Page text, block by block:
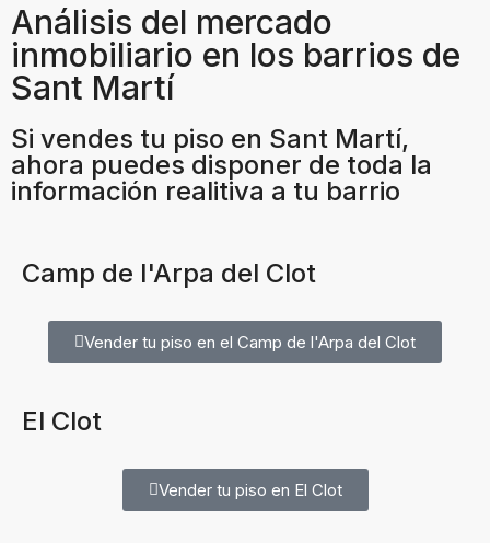
Análisis del mercado
inmobiliario en los barrios de
Sant Martí
Si vendes tu piso en Sant Martí,
ahora puedes disponer de toda la
información realitiva a tu barrio
Camp de l'Arpa del Clot
Vender tu piso en el Camp de l'Arpa del Clot
El Clot
Vender tu piso en El Clot